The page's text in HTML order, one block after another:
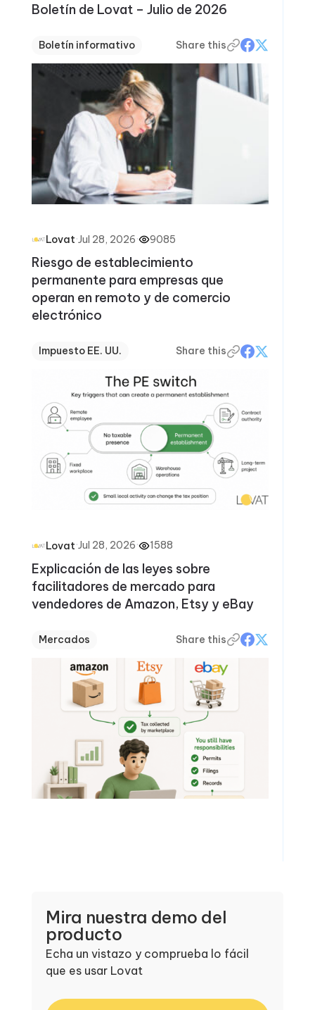
Boletín de Lovat – Julio de 2026
Boletín informativo Share this
Lovat·Jul 28, 2026· 9085
Riesgo de establecimiento
permanente para empresas que
operan en remoto y de comercio
electrónico
Impuesto EE. UU. Share this
Lovat·Jul 28, 2026· 1588
Explicación de las leyes sobre
facilitadores de mercado para
vendedores de Amazon, Etsy y eBay
Mercados Share this
Mira nuestra demo del
producto
Echa un vistazo y comprueba lo fácil
que es usar Lovat